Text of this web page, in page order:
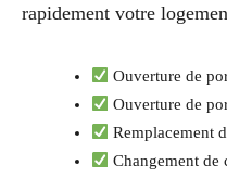
rapidement votre
Ouverture de
Ouverture de
Remplacement
Changement de